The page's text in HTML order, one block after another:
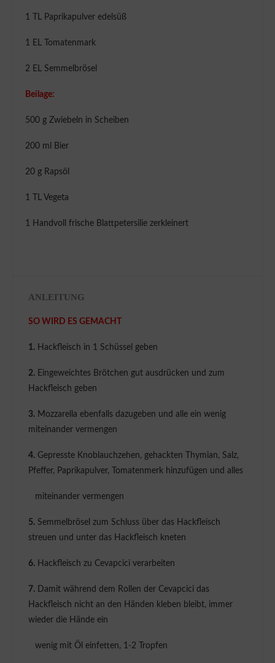
1 TL Paprikapulver edelsüß
1 EL Tomatenmark
2 EL Semmelbrösel
Beilage:
500 g Zwiebeln in Scheiben
200 ml Bier
20 g Rapsöl
1 TL Vegeta
1 Handvoll frische Blattpetersilie zerkleinert
ANLEITUNG
SO WIRD ES GEMACHT
1. Hackfleisch in 1 Schüssel geben
2. Eingeweichtes Brötchen gut ausdrücken und zum
Hackfleisch geben
3. Mozzarella ebenfalls dazugeben und alle ein wenig
miteinander vermengen
4. Gepresste Knoblauchzehen, gehackten Thymian, Salz,
Pfeffer, Paprikapulver, Tomatenmerk hinzufügen und alles
miteinander vermengen
5. Semmelbrösel zum Schluss über das Hackfleisch
streuen und unter das Hackfleisch kneten
6. Hackfleisch zu Cevapcici verarbeiten
7. Damit während dem Rollen der Cevapcici das
Hackfleisch nicht an den Händen kleben bleibt, immer
wieder die Hände ein
wenig mit Öl einfetten, 1-2 Tropfen